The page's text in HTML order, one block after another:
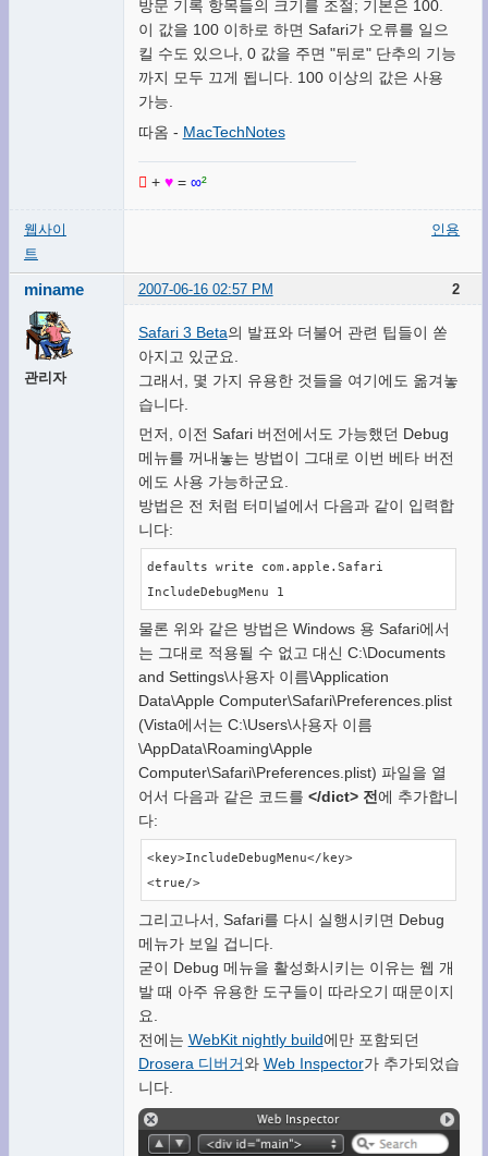
방문 기록 항목들의 크기를 조절; 기본은 100.
이 값을 100 이하로 하면 Safari가 오류를 일으
킬 수도 있으나, 0 값을 주면 "뒤로" 단추의 기능
까지 모두 끄게 됩니다. 100 이상의 값은 사용
가능.
따옴 - MacTechNotes
 + ♥= ∞²
웹사이
트
인용
2
miname 2007-06-16 02:57 PM
관리자
Safari 3 Beta의 발표와 더불어 관련 팁들이 쏟
아지고 있군요.
그래서, 몇 가지 유용한 것들을 여기에도 옮겨놓
습니다.
먼저, 이전 Safari 버전에서도 가능했던 Debug
메뉴를 꺼내놓는 방법이 그대로 이번 베타 버전
에도 사용 가능하군요.
방법은 전 처럼 터미널에서 다음과 같이 입력합
니다:
defaults write com.apple.Safari
IncludeDebugMenu 1
물론 위와 같은 방법은 Windows 용 Safari에서
는 그대로 적용될 수 없고 대신 C:\Documents
and Settings\사용자 이름\Application
Data\Apple Computer\Safari\Preferences.plist
(Vista에서는 C:\Users\사용자 이름
\AppData\Roaming\Apple
Computer\Safari\Preferences.plist) 파일을 열
어서 다음과 같은 코드를 </dict> 전에 추가합니
다:
<key>IncludeDebugMenu</key>
<true/>
그리고나서, Safari를 다시 실행시키면 Debug
메뉴가 보일 겁니다.
굳이 Debug 메뉴을 활성화시키는 이유는 웹 개
발 때 아주 유용한 도구들이 따라오기 때문이지
요.
전에는 WebKit nightly build에만 포함되던
Drosera 디버거와 Web Inspector가 추가되었습
니다.